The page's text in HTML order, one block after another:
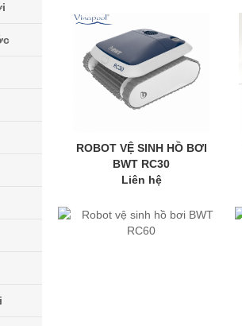
ROBOT VỆ SINH HỒ BƠI
BWT RC30
Liên hệ